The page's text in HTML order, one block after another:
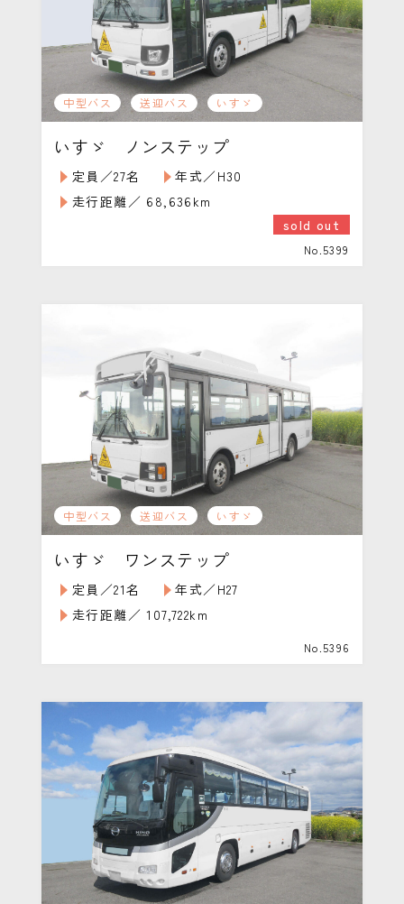
中型バス 送迎バス いすゞ
いすゞ ノンステップ
定員／27名
年式／H30
走行距離／ 68,636km
sold out
No.5399
中型バス 送迎バス いすゞ
いすゞ ワンステップ
定員／21名
年式／H27
走行距離／ 107,722km
No.5396